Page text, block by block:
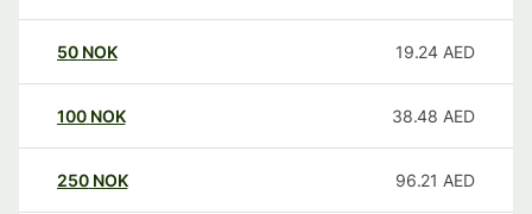
50 NOK 19.24 AED
100 NOK 38.48 AED
250 NOK 96.21 AED